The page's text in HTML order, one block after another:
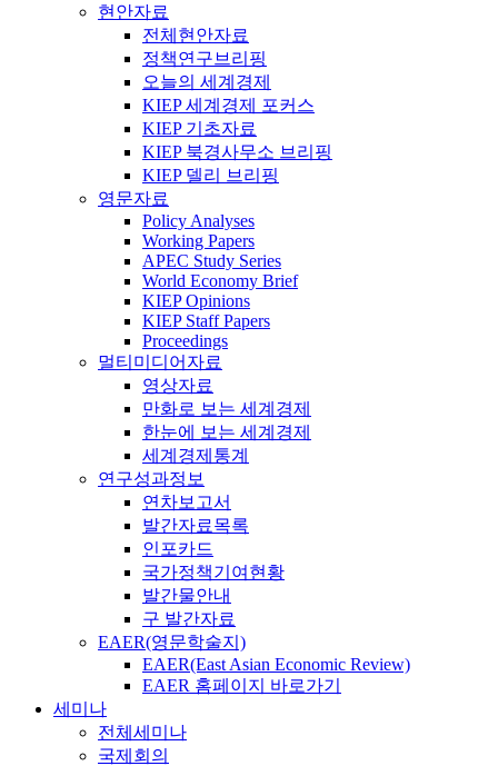
현안자료
전체현안자료
정책연구브리핑
오늘의 세계경제
KIEP 세계경제 포커스
KIEP 기초자료
KIEP 북경사무소 브리핑
KIEP 델리 브리핑
영문자료
Policy Analyses
Working Papers
APEC Study Series
World Economy Brief
KIEP Opinions
KIEP Staff Papers
Proceedings
멀티미디어자료
영상자료
만화로 보는 세계경제
한눈에 보는 세계경제
세계경제통계
연구성과정보
연차보고서
발간자료목록
인포카드
국가정책기여현황
발간물안내
구 발간자료
EAER(영문학술지)
EAER(East Asian Economic Review)
EAER 홈페이지 바로가기
세미나
전체세미나
국제회의